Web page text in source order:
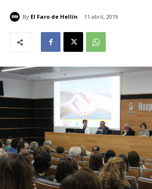
By El Faro de Hellín 11 abril, 2019